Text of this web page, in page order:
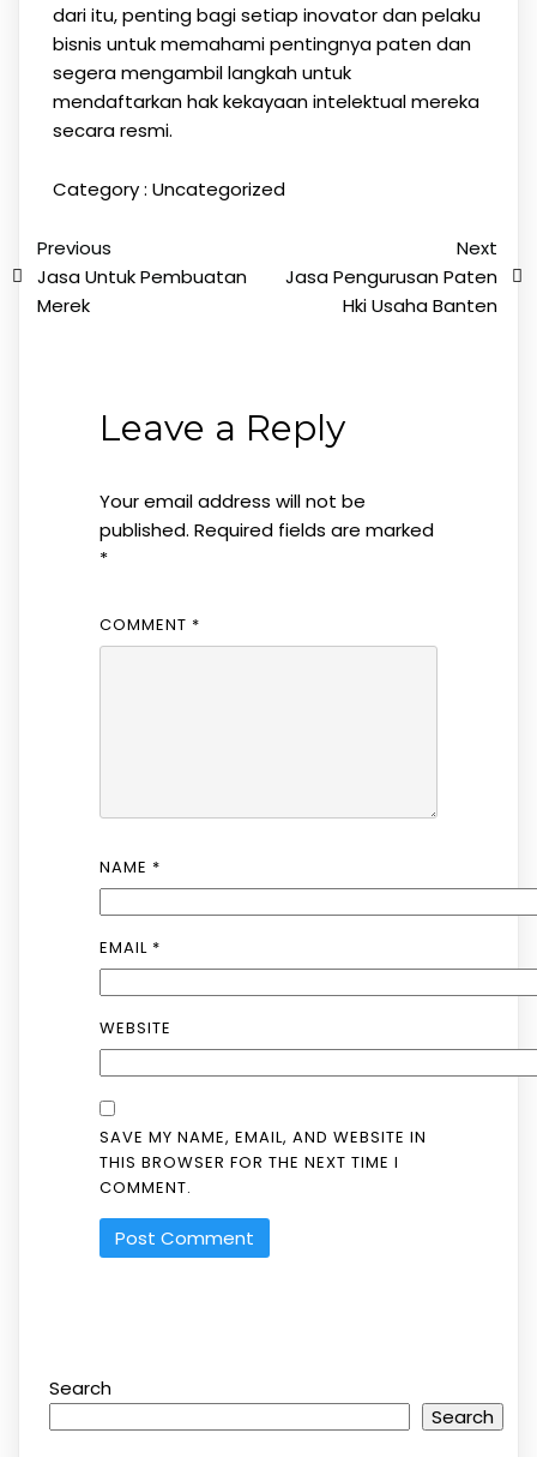
dari itu, penting bagi setiap inovator dan pelaku
bisnis untuk memahami pentingnya paten dan
segera mengambil langkah untuk
mendaftarkan hak kekayaan intelektual mereka
secara resmi.
Category : Uncategorized
Previous
Jasa Untuk Pembuatan
Merek
Next
Jasa Pengurusan Paten
Hki Usaha Banten
Leave a Reply
Your email address will not be
published. Required fields are marked
*
COMMENT *
NAME *
EMAIL *
WEBSITE
SAVE MY NAME, EMAIL, AND WEBSITE IN
THIS BROWSER FOR THE NEXT TIME I
COMMENT.
Search
Search